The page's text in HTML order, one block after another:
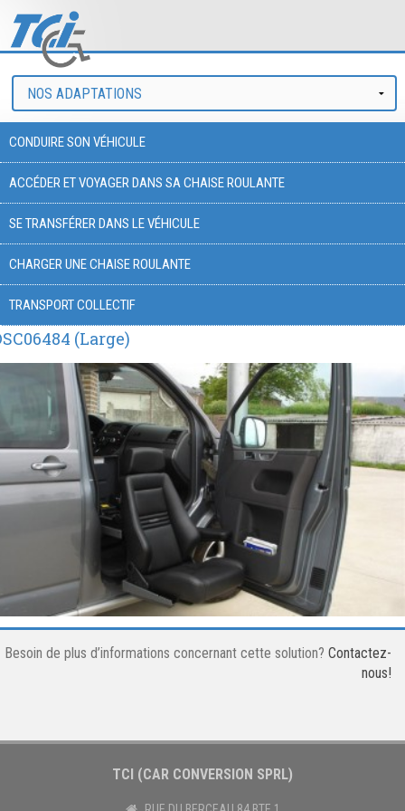
CONDUIRE SON VÉHICULE
ACCÉDER ET VOYAGER DANS SA CHAISE ROULANTE
SE TRANSFÉRER DANS LE VÉHICULE
CHARGER UNE CHAISE ROULANTE
TRANSPORT COLLECTIF
(Large)
Besoin de plus d’informations concernant cette solution? Contactez-
nous!
TCI (CAR CONVERSION SPRL)